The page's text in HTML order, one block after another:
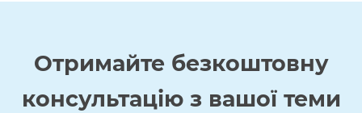
Отримайте безкоштовну
консультацію з вашої теми